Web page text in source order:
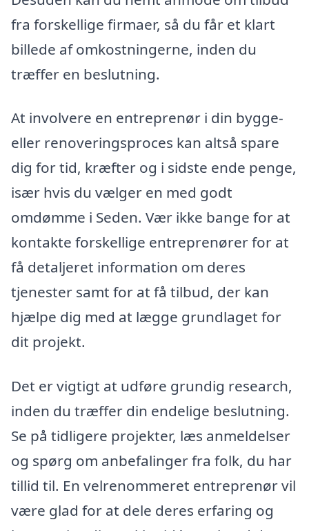
fra forskellige firmaer, så du får et klart
billede af omkostningerne, inden du
træffer en beslutning.
At involvere en entreprenør i din bygge-
eller renoveringsproces kan altså spare
dig for tid, kræfter og i sidste ende penge,
især hvis du vælger en med godt
omdømme i Seden. Vær ikke bange for at
kontakte forskellige entreprenører for at
få detaljeret information om deres
tjenester samt for at få tilbud, der kan
hjælpe dig med at lægge grundlaget for
dit projekt.
Det er vigtigt at udføre grundig research,
inden du træffer din endelige beslutning.
Se på tidligere projekter, læs anmeldelser
og spørg om anbefalinger fra folk, du har
tillid til. En velrenommeret entreprenør vil
være glad for at dele deres erfaring og